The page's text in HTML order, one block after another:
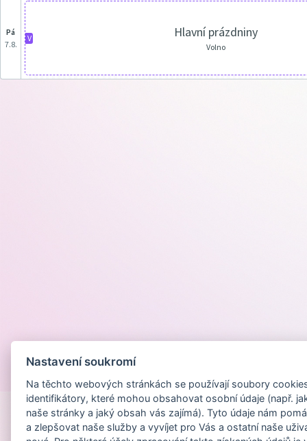
pá
7.8.
V Hlavní prázdniny
Volno
Nastavení soukromí
Na těchto webových stránkách se používají soubory
identifikátory, které mohou obsahovat osobní údaje (např.
naše stránky a jaký obsah vás zajímá). Tyto údaje nám
a zlepšovat naše služby a vyvíjet pro Vás a ostatní naše